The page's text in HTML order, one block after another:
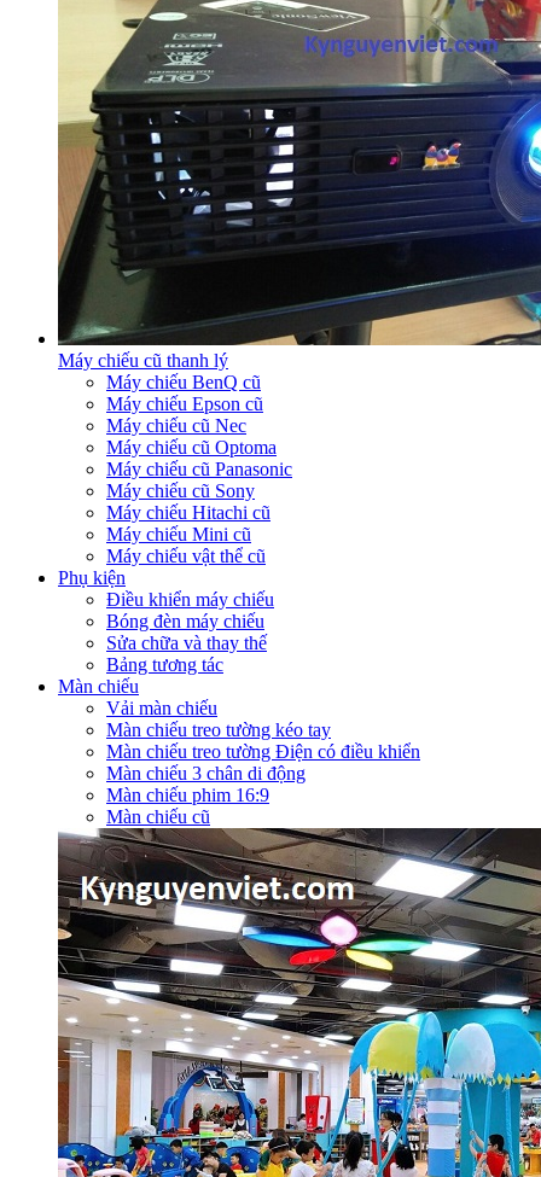
Máy chiếu cũ thanh lý
Máy chiếu BenQ cũ
Máy chiếu Epson cũ
Máy chiếu cũ Nec
Máy chiếu cũ Optoma
Máy chiếu cũ Panasonic
Máy chiếu cũ Sony
Máy chiếu Hitachi cũ
Máy chiếu Mini cũ
Máy chiếu vật thể cũ
Phụ kiện
Điều khiển máy chiếu
Bóng đèn máy chiếu
Sửa chữa và thay thế
Bảng tương tác
Màn chiếu
Vải màn chiếu
Màn chiếu treo tường kéo tay
Màn chiếu treo tường Điện có điều khiển
Màn chiếu 3 chân di động
Màn chiếu phim 16:9
Màn chiếu cũ